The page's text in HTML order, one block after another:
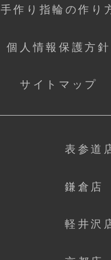
手作り指輪の作り
個人情報保護方針
サイトマップ
表参道
鎌倉店
軽井沢